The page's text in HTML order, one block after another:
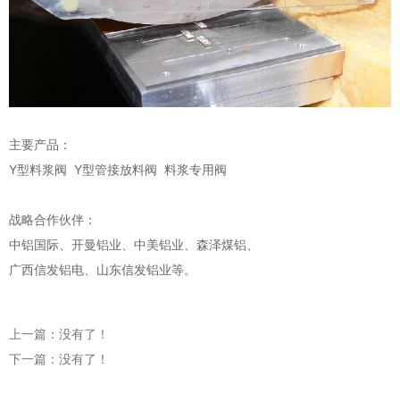
主要产品：
Y型料浆阀 Y型管接放料阀 料浆专用阀
战略合作伙伴：
中铝国际、开曼铝业、中美铝业、森泽煤铝、
广西信发铝电、山东信发铝业等。
上一篇：没有了！
下一篇：没有了！